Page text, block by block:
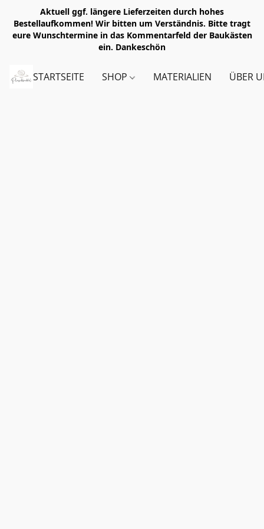
Aktuell ggf. längere Lieferzeiten durch hohes
Bestellaufkommen! Wir bitten um Verständnis. Bitte tragt
eure Wunschtermine in das Kommentarfeld der Baukästen
ein. Dankeschön
STARTSEITE SHOP MATERIALIEN ÜBER